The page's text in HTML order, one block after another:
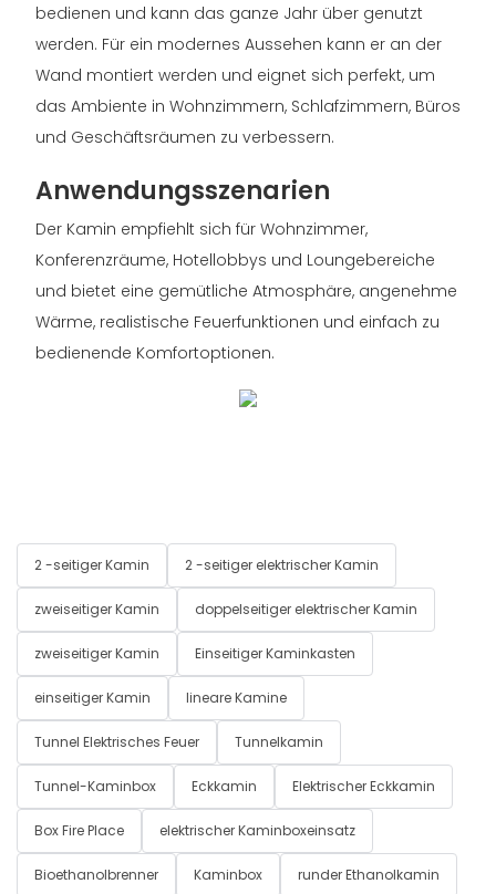
bedienen und kann das ganze Jahr über genutzt
werden. Für ein modernes Aussehen kann er an der
Wand montiert werden und eignet sich perfekt, um
das Ambiente in Wohnzimmern, Schlafzimmern, Büros
und Geschäftsräumen zu verbessern.
Anwendungsszenarien
Der Kamin empfiehlt sich für Wohnzimmer,
Konferenzräume, Hotellobbys und Loungebereiche
und bietet eine gemütliche Atmosphäre, angenehme
Wärme, realistische Feuerfunktionen und einfach zu
bedienende Komfortoptionen.
2 -seitiger Kamin 2 -seitiger elektrischer Kamin
zweiseitiger Kamin doppelseitiger elektrischer Kamin
zweiseitiger Kamin Einseitiger Kaminkasten
einseitiger Kamin lineare Kamine
Tunnel Elektrisches Feuer Tunnelkamin
Tunnel-Kaminbox Eckkamin Elektrischer Eckkamin
Box Fire Place elektrischer Kaminboxeinsatz
Bioethanolbrenner Kaminbox runder Ethanolkamin